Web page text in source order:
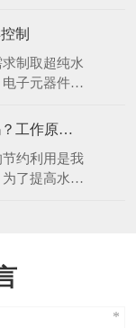
无烟煤等介
护后续设备
性炭吸附：
制
制取超纯水
子元器件、
套超纯水设
人机界面控
，可进行自
工业用的纯水机进水有要求吗？工作原理什么？
约利用是我
了提高水资
质要求不一